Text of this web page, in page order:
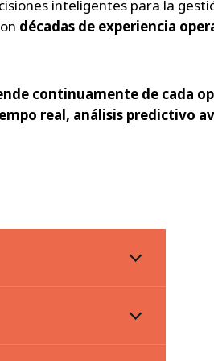
inteligentes para la
décadas de experiencia
continuamente de cada
real, análisis predictivo